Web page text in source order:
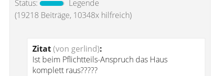
Status:
Legende
(19218 Beiträge, 10348x hilfreich)
Zitat(von gerlind):
Ist beim Pflichtteils-Anspruch das Haus
komplett raus?????